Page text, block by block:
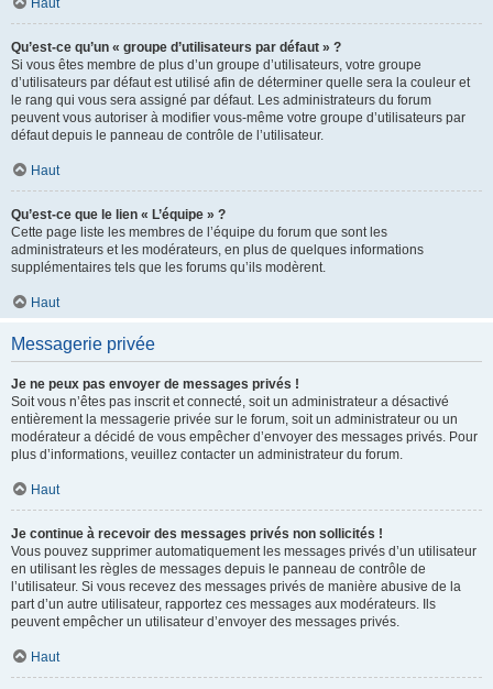
Haut
Qu’est-ce qu’un « groupe d’utilisateurs par défaut » ?
Si vous êtes membre de plus d’un groupe d’utilisateurs, votre groupe
d’utilisateurs par défaut est utilisé afin de déterminer quelle sera la couleur et
le rang qui vous sera assigné par défaut. Les administrateurs du forum
peuvent vous autoriser à modifier vous-même votre groupe d’utilisateurs par
défaut depuis le panneau de contrôle de l’utilisateur.
Haut
Qu’est-ce que le lien « L’équipe » ?
Cette page liste les membres de l’équipe du forum que sont les
administrateurs et les modérateurs, en plus de quelques informations
supplémentaires tels que les forums qu’ils modèrent.
Haut
Messagerie privée
Je ne peux pas envoyer de messages privés !
Soit vous n’êtes pas inscrit et connecté, soit un administrateur a désactivé
entièrement la messagerie privée sur le forum, soit un administrateur ou un
modérateur a décidé de vous empêcher d’envoyer des messages privés. Pour
plus d’informations, veuillez contacter un administrateur du forum.
Haut
Je continue à recevoir des messages privés non sollicités !
Vous pouvez supprimer automatiquement les messages privés d’un utilisateur
en utilisant les règles de messages depuis le panneau de contrôle de
l’utilisateur. Si vous recevez des messages privés de manière abusive de la
part d’un autre utilisateur, rapportez ces messages aux modérateurs. Ils
peuvent empêcher un utilisateur d’envoyer des messages privés.
Haut